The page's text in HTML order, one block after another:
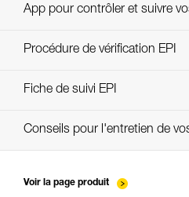
Technical
App pour contrôler et suivre
découvrez
Procédure de vérification EPI
verif EPI-
Fiche de suivi EPI
verif EPI-suivi-
Conseils pour l'entretien de
Voir la page produit